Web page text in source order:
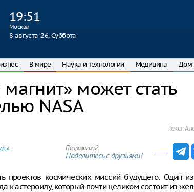
19:51
Москва
8 августа ‘26, Суббота
В мире Наука и технологии Медицина Дом
может стать
NASA
Текст:
Понравилось?
Поделитесь с друзьями!
проектов космических миссий будущего. Один
к астероиду, который почти целиком состоит из